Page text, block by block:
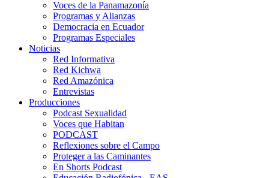
Voces de la Panamazonía
Programas y Alianzas
Democracia en Ecuador
Programas Especiales
Noticias
Red Informativa
Red Kichwa
Red Amazónica
Entrevistas
Producciones
Podcast Sexualidad
Voces que Habitan
PODCAST
Reflexiones sobre el Campo
Proteger a las Caminantes
En Shorts Podcast